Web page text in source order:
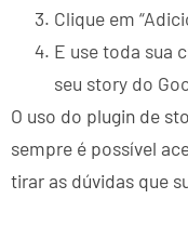
Clique em
E use toda sua
seu story do
O uso do plugin de
sempre é possível
tirar as dúvidas que